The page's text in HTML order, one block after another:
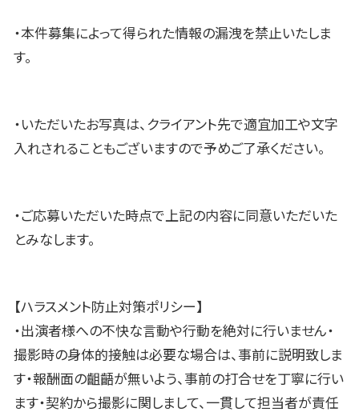
・本件募集によって得られた情報の漏洩を禁止いたしま
す。
・いただいたお写真は、クライアント先で適宜加工や文字
入れされることもございますので予めご了承ください。
・ご応募いただいた時点で上記の内容に同意いただいた
とみなします。
【ハラスメント防止対策ポリシー】
・出演者様への不快な言動や行動を絶対に行いません・
撮影時の身体的接触は必要な場合は、事前に説明致しま
す・報酬面の齟齬が無いよう、事前の打合せを丁寧に行い
ます・契約から撮影に関しまして、一貫して担当者が責任